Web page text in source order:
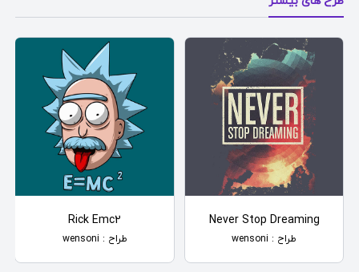
Never Stop Dreaming
طراح : wensoni
Rick Emc2
طراح : wensoni